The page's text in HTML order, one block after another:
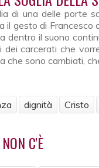
di una delle porte
il gesto di
dentro il suono
dei carcerati che
che sono cambiati,
dignità Cristo
C'È